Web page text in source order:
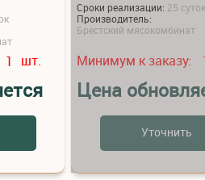
1 шт.
Сроки реализации: 25 суток
Производитель:
Брестский мясокомбинат
Минимум к заказу:
Цена
Уточнить